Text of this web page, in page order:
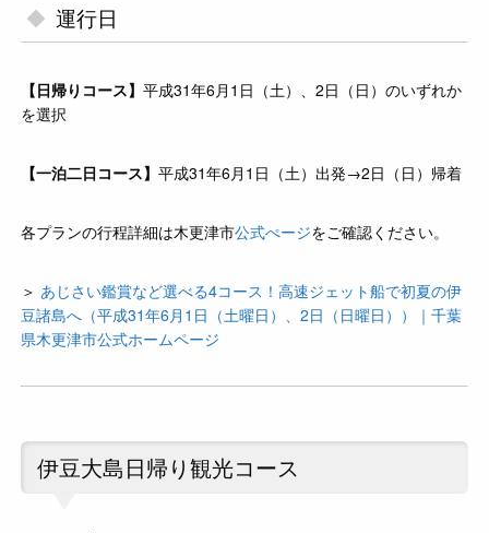
運行日
【日帰りコース】平成31年6月1日（土）、2日（日）のいずれか
を選択
【一泊二日コース】平成31年6月1日（土）出発→2日（日）帰着
各プランの行程詳細は木更津市公式ぺージをご確認ください。
＞あじさい鑑賞など選べる4コース！高速ジェット船で初夏の伊
豆諸島へ（平成31年6月1日（土曜日）、2日（日曜日））｜千葉
県木更津市公式ホームページ
伊豆大島日帰り観光コース